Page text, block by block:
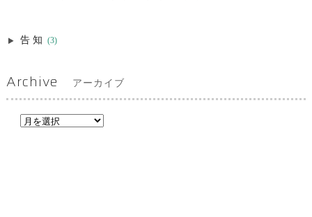
告知 (3)
Archive アーカイブ